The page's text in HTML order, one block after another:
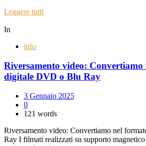
Leggere tutti
In
info
Riversamento video:
digitale DVD o Blu Ray
3 Gennaio 2025
0
121 words
Riversamento video: Convertiamo nel
Ray I filmati realizzati su supporto